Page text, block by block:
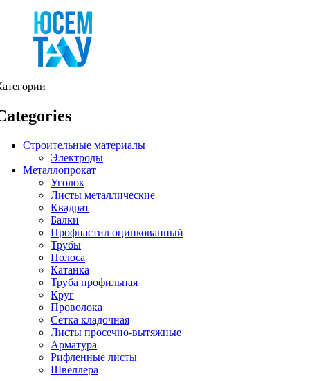
Строительные материалы
Электроды
Металлопрокат
Уголок
Листы металлические
Квадрат
Балки
Профнастил оцинкованный
Трубы
Полоса
Катанка
Труба профильная
Круг
Проволока
Сетка кладочная
Листы просечно-вытяжные
Арматура
Рифленные листы
Швеллера